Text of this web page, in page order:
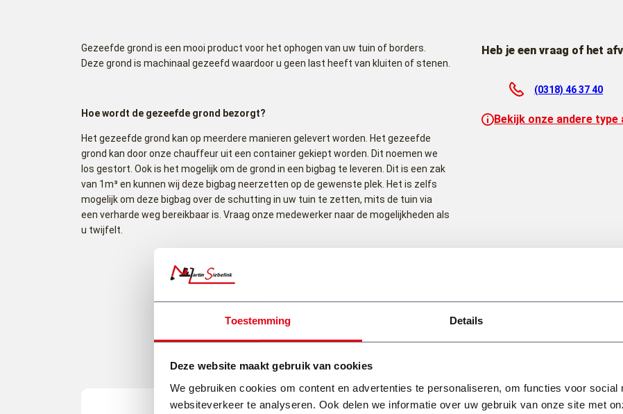
Toestemming Details
Deze website maakt gebruik van cookies
We gebruiken cookies om content en advertenties te personaliseren, om functies voor social
websiteverkeer te analyseren. Ook delen we informatie over uw gebruik van onze site met
Gezeefde grond is een mooi product voor het ophogen van uw tuin of borders.
Deze grond is machinaal gezeefd waardoor u geen last heeft van kluiten of stenen.
Hoe wordt de gezeefde grond bezorgt?
Het gezeefde grond kan op meerdere manieren gelevert worden. Het gezeefde
grond kan door onze chauffeur uit een container gekiept worden. Dit noemen we
los gestort. Ook is het mogelijk om de grond in een bigbag te leveren. Dit is een zak
van 1m³ en kunnen wij deze bigbag neerzetten op de gewenste plek. Het is zelfs
mogelijk om deze bigbag over de schutting in uw tuin te zetten, mits de tuin via
een verharde weg bereikbaar is. Vraag onze medewerker naar de mogelijkheden als
u twijfelt.
Heb je een vraag of het
(0318) 46 37 40
Bekijk onze andere
Wat onze klanten zeggen